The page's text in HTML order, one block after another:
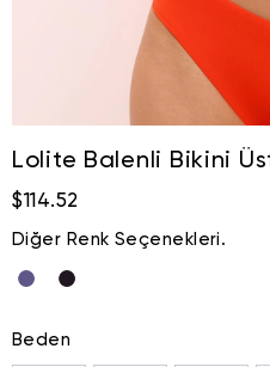
Lolite Balenli Bikini
$114.52
Diğer Renk Seçenekleri.
Beden